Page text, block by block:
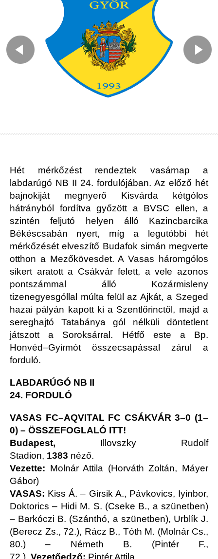
Hét mérkőzést rendeztek vasárnap a
labdarúgó NB II 24. fordulójában. Az előző hét
bajnokiját megnyerő Kisvárda kétgólos
hátrányból fordítva győzött a BVSC ellen, a
szintén feljutó helyen álló Kazincbarcika
Békéscsabán nyert, míg a legutóbbi hét
mérkőzését elveszítő Budafok simán megverte
otthon a Mezőkövesdet. A Vasas háromgólos
sikert aratott a Csákvár felett, a vele azonos
pontszámmal álló Kozármisleny
tizenegyesgóllal múlta felül az Ajkát, a Szeged
hazai pályán kapott ki a Szentlőrinctől, majd a
sereghajtó Tatabánya gól nélküli döntetlent
játszott a Soroksárral. Hétfő este a Bp.
Honvéd–Gyirmót összecsapással zárul a
forduló.
LABDARÚGÓ NB II
24. FORDULÓ
VASAS FC–AQVITAL FC CSÁKVÁR 3–0 (1–
0) – ÖSSZEFOGLALÓ ITT!
Budapest, Illovszky Rudolf
Stadion, 1383 néző.
Vezette: Molnár Attila (Horváth Zoltán, Máyer
Gábor)
VASAS: Kiss Á. – Girsik A., Pávkovics, Iyinbor,
Doktorics – Hidi M. S. (Cseke B., a szünetben)
– Barkóczi B. (Szánthó, a szünetben), Urblík J.
(Berecz Zs., 72.), Rácz B., Tóth M. (Molnár Cs.,
80.) – Németh B. (Pintér F.,
72.). Vezetőedző: Pintér Attila